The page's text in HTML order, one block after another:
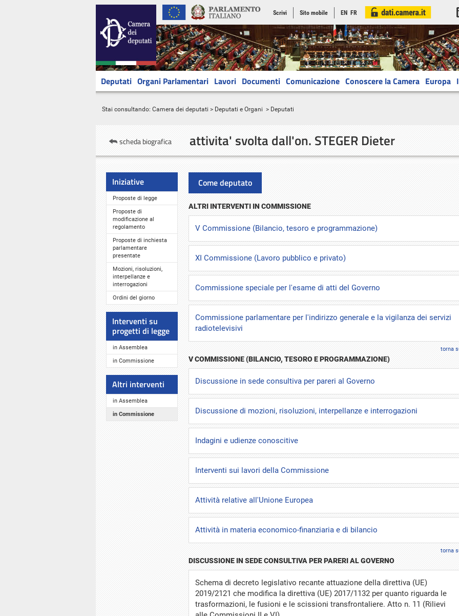
Scrivi Sito mobile EN FR
Deputati Organi Parlamentari Lavori Documenti Comunicazione Conoscere la Camera Europa
Stai consultando: Camera dei deputati > Deputati e Organi > Deputati
attivita' svolta dall'on. STEGER Dieter
scheda biografica
Come deputato
Iniziative
Proposte di legge
Proposte di
modificazione al
regolamento
Proposte di inchiesta
parlamentare
presentate
Mozioni, risoluzioni,
interpellanze e
interrogazioni
Ordini del giorno
Interventi su
progetti di legge
in Assemblea
in Commissione
Altri interventi
in Assemblea
in Commissione
ALTRI INTERVENTI IN COMMISSIONE
V Commissione (Bilancio, tesoro e programmazione)
XI Commissione (Lavoro pubblico e privato)
Commissione speciale per l'esame di atti del Governo
Commissione parlamentare per l'indirizzo generale e la vigilanza dei servizi
radiotelevisivi
torna
V COMMISSIONE (BILANCIO, TESORO E PROGRAMMAZIONE)
Discussione in sede consultiva per pareri al Governo
Discussione di mozioni, risoluzioni, interpellanze e interrogazioni
Indagini e udienze conoscitive
Interventi sui lavori della Commissione
Attività relative all'Unione Europea
Attività in materia economico-finanziaria e di bilancio
torna
DISCUSSIONE IN SEDE CONSULTIVA PER PARERI AL GOVERNO
Schema di decreto legislativo recante attuazione della direttiva (UE)
2019/2121 che modifica la direttiva (UE) 2017/1132 per quanto riguarda le
trasformazioni, le fusioni e le scissioni transfrontaliere. Atto n. 11 (Rilievi